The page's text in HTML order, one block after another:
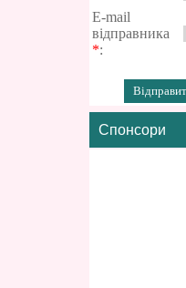
E-mail
відправника
*:
Спонсори